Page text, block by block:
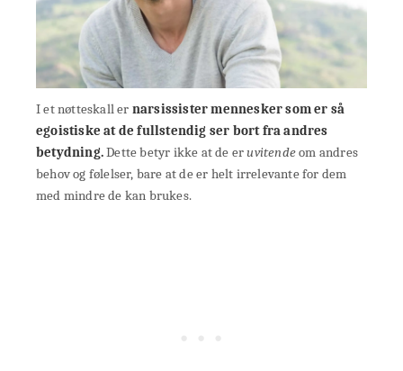
I et nøtteskall er narsissister mennesker som er så
egoistiske at de fullstendig ser bort fra andres
betydning.Dette betyr ikke at de eruvitendeom andres
behov og følelser, bare at de er helt irrelevante for dem
med mindre de kan brukes.